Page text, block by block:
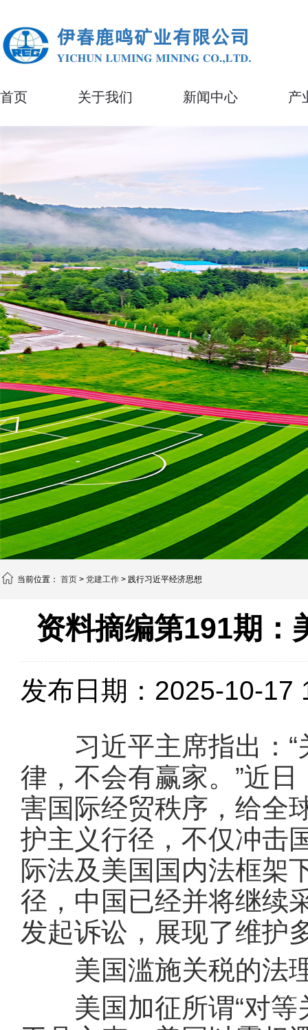
首页 关于我们 新闻中心 产
当前位置： 首页 > 党建工作 > 践行习近平经济思想
资料摘编第191期：
发布日期：2025-10-17
习近平主席指出：“
律，不会有赢家。”近
害国际经贸秩序，给全
护主义行径，不仅冲击
际法及美国国内法框架
径，中国已经并将继续
发起诉讼，展现了维护
美国滥施关税的法理
美国加征所谓“对等关